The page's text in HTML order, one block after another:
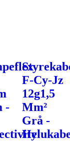
-
F-Cy-Jz
12g1,5
Mm²
Grå -